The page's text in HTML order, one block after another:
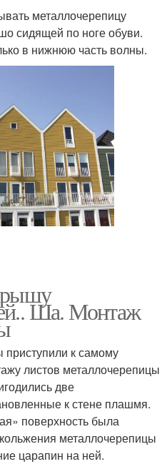
металлочерепицу
сидящей по ноге обуви.
в нижнюю часть волны.
Ша. Монтаж
приступили к самому
листов металлочерепицы
две
к стене плашмя.
поверхность была
металлочерепицы
царапин на ней.